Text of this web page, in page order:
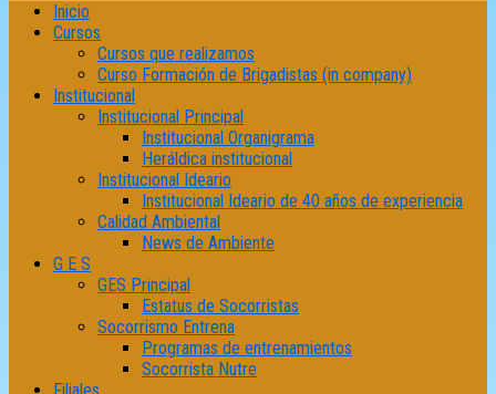
Inicio
Cursos
Cursos que realizamos
Curso Formación de Brigadistas (in company)
Institucional
Institucional Principal
Institucional Organigrama
Heráldica institucional
Institucional Ideario
Institucional Ideario de 40 años de experiencia
Calidad Ambiental
News de Ambiente
G E S
GES Principal
Estatus de Socorristas
Socorrismo Entrena
Programas de entrenamientos
Socorrista Nutre